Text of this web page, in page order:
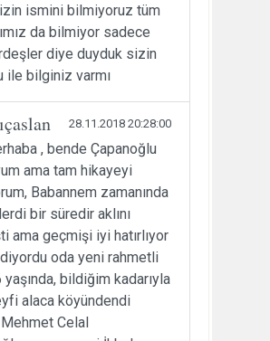
ismini bilmiyoruz tüm
da bilmiyor sadece
diye duyduk sizin
ile bilginiz varmı
28.11.2018 20:28:00
, bende Çapanoğlu
ama tam hikayeyi
Babannem zamanında
bir süredir aklını
ama geçmişi iyi hatırlıyor
oda yeni rahmetli
bildiğim kadarıyla
alaca köyündendi
Celal